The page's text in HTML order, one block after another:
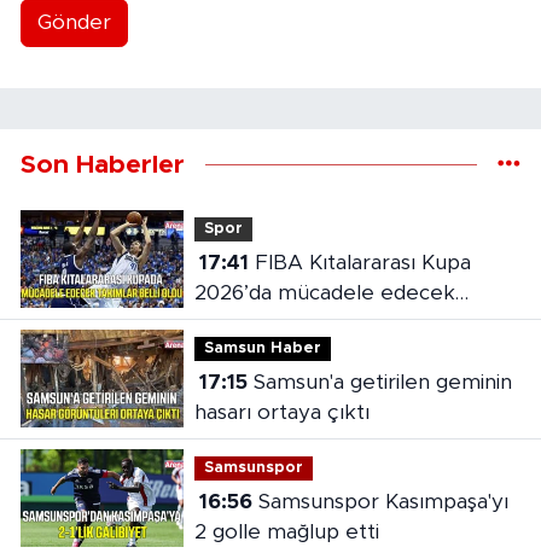
Gönder
Son Haberler
Spor
17:41
2026’da mücadele edecek
takımlar belli oldu
Samsun Haber
17:15Samsun'a getirilen geminin
hasarı ortaya çıktı
Samsunspor
16:56Samsunspor Kasımpaşa'yı
2 golle mağlup etti